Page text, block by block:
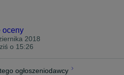
oceny
2018
o 15:26
ogłoszeniodawcy